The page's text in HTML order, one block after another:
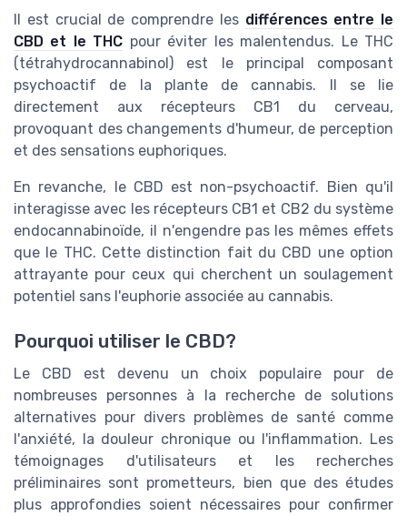
Il est crucial de comprendre les différences entre le
CBD et le THC pour éviter les malentendus. Le THC
(tétrahydrocannabinol) est le principal composant
psychoactif de la plante de cannabis. Il se lie
directement aux récepteurs CB1 du cerveau,
provoquant des changements d'humeur, de perception
et des sensations euphoriques.
En revanche, le CBD est non-psychoactif. Bien qu'il
interagisse avec les récepteurs CB1 et CB2 du système
endocannabinoïde, il n'engendre pas les mêmes effets
que le THC. Cette distinction fait du CBD une option
attrayante pour ceux qui cherchent un soulagement
potentiel sans l'euphorie associée au cannabis.
Pourquoi utiliser le CBD?
Le CBD est devenu un choix populaire pour de
nombreuses personnes à la recherche de solutions
alternatives pour divers problèmes de santé comme
l'anxiété, la douleur chronique ou l'inflammation. Les
témoignages d'utilisateurs et les recherches
préliminaires sont prometteurs, bien que des études
plus approfondies soient nécessaires pour confirmer